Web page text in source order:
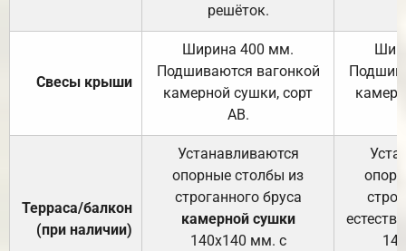
решёток.
Свесы крыши
Ширина 400 мм.
Подшиваются вагонкой
камерной сушки, сорт
АВ.
Терраса/балкон
(при наличии)
Устанавливаются
опорные столбы из
строганного бруса
камерной сушки
140х140 мм. с